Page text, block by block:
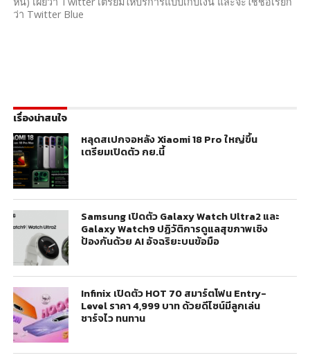
ว่า Twitter Blue
เรื่องน่าสนใจ
หลุดสเปกจอหลัง Xiaomi 18 Pro ใหญ่ขึ้น
เตรียมเปิดตัว กย.นี้
Samsung เปิดตัว Galaxy Watch Ultra2 และ
Galaxy Watch9 ปฏิวัติการดูแลสุขภาพเชิง
ป้องกันด้วย AI อัจฉริยะบนข้อมือ
Infinix เปิดตัว HOT 70 สมาร์ตโฟน Entry-
Level ราคา 4,999 บาท ด้วยดีไซน์มีลูกเล่น
ชาร์จไว ทนทาน